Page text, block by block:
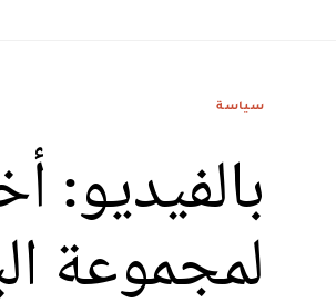
سياسة
بالفيديو:
لمجموعة